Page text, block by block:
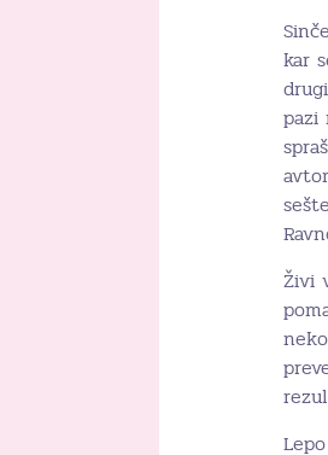
kar
pazi
Živi